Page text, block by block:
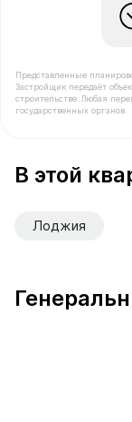
Представленные
Застройщик передаёт
строительстве. Любая
государственных органов.
В этой
Лоджия